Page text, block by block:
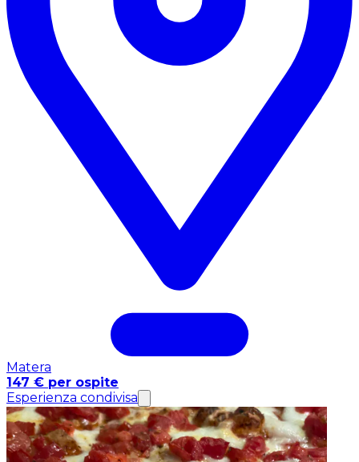
Matera
147 € per ospite
Esperienza condivisa